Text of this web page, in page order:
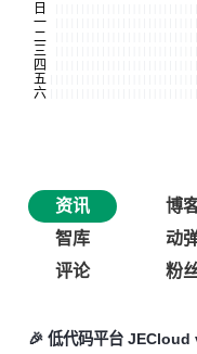
资讯 博
智库
动
评论
粉
🎉 低代码平台 JECloud